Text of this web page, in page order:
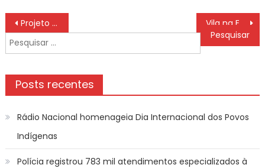
Navegação
de
Post
Projeto Feira Móvel reúne expositores no CAM para avaliação e planejamento mensal
Pesquisar
por:
Posts recentes
Rádio Nacional homenageia Dia Internacional dos Povos
Indígenas
Polícia registrou 783 mil atendimentos especializados à